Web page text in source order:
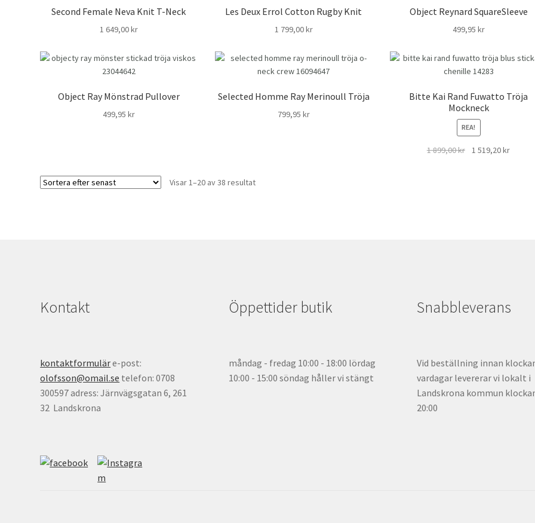
Second Female Neva Knit T-Neck
1 649,00kr
Les Deux Errol Cotton Rugby Knit
1 799,00kr
Object Reynard SquareSleeve
499,95 kr
Object Ray Mönstrad Pullover
499,95 kr
Selected Homme Ray Merinoull Tröja
799,95 kr
Bitte Kai Rand Fuwatto Tröja
Mockneck
REA!
1 899,00kr
Det
1 519,20krDet
Visar 1–20 av 38 resultatSortera
Kontakt
kontaktformuläre-post:
olofsson@omail.se telefon: 0708
300597 adress: Järnvägsgatan 6, 261
32 Landskrona
Öppettider butik
måndag - fredag 10:00 - 18:00 lördag
10:00 - 15:00 söndag håller vi stängt
Snabbleverans
Vid beställning innan
vardagar levererar vi lokalt i
Landskrona kommun
20:00